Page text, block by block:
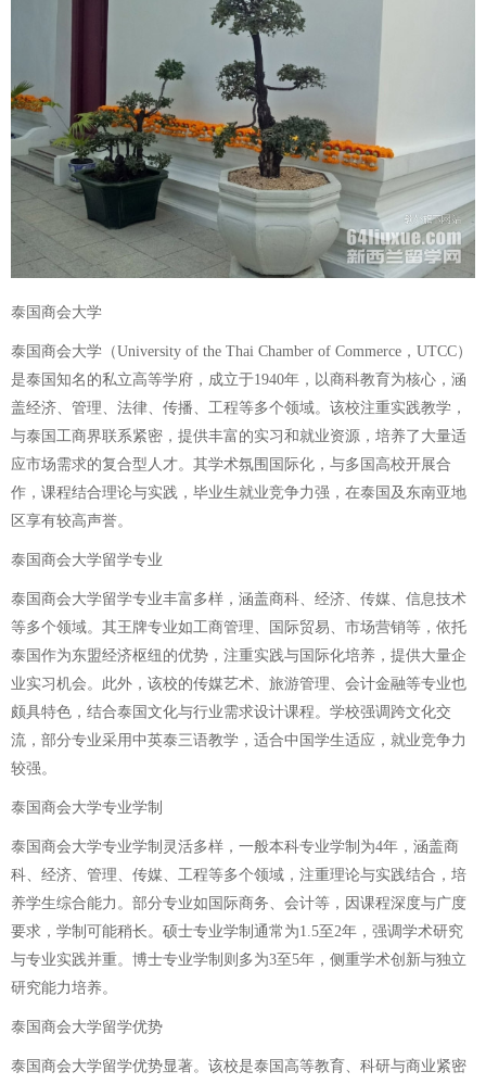
泰国商会大学
泰国商会大学（University of the Thai Chamber of Commerce，UTCC）
是泰国知名的私立高等学府，成立于1940年，以商科教育为核心，涵
盖经济、管理、法律、传播、工程等多个领域。该校注重实践教学，
与泰国工商界联系紧密，提供丰富的实习和就业资源，培养了大量适
应市场需求的复合型人才。其学术氛围国际化，与多国高校开展合
作，课程结合理论与实践，毕业生就业竞争力强，在泰国及东南亚地
区享有较高声誉。
泰国商会大学留学专业
泰国商会大学留学专业丰富多样，涵盖商科、经济、传媒、信息技术
等多个领域。其王牌专业如工商管理、国际贸易、市场营销等，依托
泰国作为东盟经济枢纽的优势，注重实践与国际化培养，提供大量企
业实习机会。此外，该校的传媒艺术、旅游管理、会计金融等专业也
颇具特色，结合泰国文化与行业需求设计课程。学校强调跨文化交
流，部分专业采用中英泰三语教学，适合中国学生适应，就业竞争力
较强。
泰国商会大学专业学制
泰国商会大学专业学制灵活多样，一般本科专业学制为4年，涵盖商
科、经济、管理、传媒、工程等多个领域，注重理论与实践结合，培
养学生综合能力。部分专业如国际商务、会计等，因课程深度与广度
要求，学制可能稍长。硕士专业学制通常为1.5至2年，强调学术研究
与专业实践并重。博士专业学制则多为3至5年，侧重学术创新与独立
研究能力培养。
泰国商会大学留学优势
泰国商会大学留学优势显著。该校是泰国高等教育、科研与商业紧密